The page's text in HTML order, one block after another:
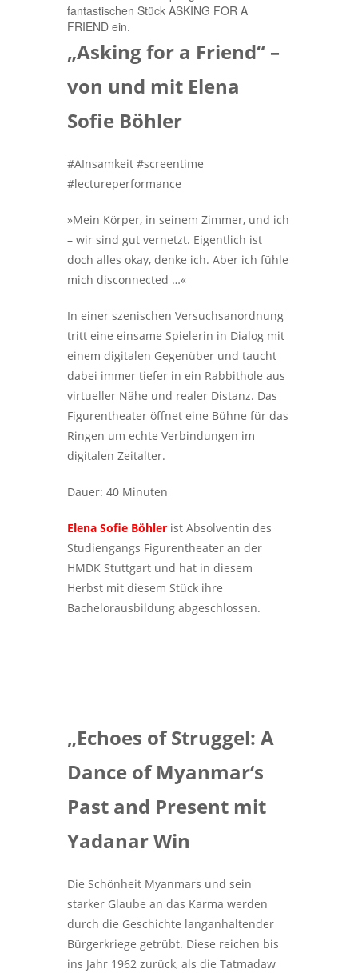
fantastischen Stück ASKING FOR A
FRIEND ein.
„Asking for a Friend“ –
von und mit Elena
Sofie Böhler
#AInsamkeit #screentime
#lectureperformance
»Mein Körper, in seinem Zimmer, und ich
– wir sind gut vernetzt. Eigentlich ist
doch alles okay, denke ich. Aber ich fühle
mich disconnected …«
In einer szenischen Versuchsanordnung
tritt eine einsame Spielerin in Dialog mit
einem digitalen Gegenüber und taucht
dabei immer tiefer in ein Rabbithole aus
virtueller Nähe und realer Distanz. Das
Figurentheater öffnet eine Bühne für das
Ringen um echte Verbindungen im
digitalen Zeitalter.
Dauer: 40 Minuten
Elena Sofie Böhler ist Absolventin des
Studiengangs Figurentheater an der
HMDK Stuttgart und hat in diesem
Herbst mit diesem Stück ihre
Bachelorausbildung abgeschlossen.
„Echoes of Struggel: A
Dance of Myanmar‘s
Past and Present mit
Yadanar Win
Die Schönheit Myanmars und sein
starker Glaube an das Karma werden
durch die Geschichte langanhaltender
Bürgerkriege getrübt. Diese reichen bis
ins Jahr 1962 zurück, als die Tatmadaw